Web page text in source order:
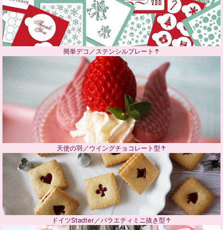
簡単デコ／ステンシルプレート↑
天使の羽／ウイングチョコレート型↑
ドイツStadter／バラエティミニ抜き型↑